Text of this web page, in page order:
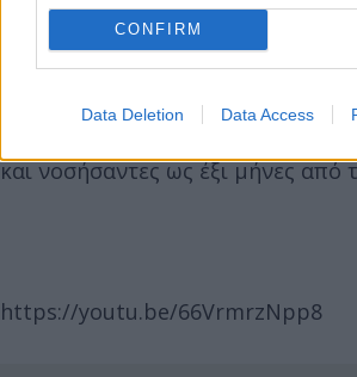
CONFIRM
Data Deletion Data Access
Σε ό,τι αφορά τα γήπεδα, όπως
και νοσήσαντες ως έξι μήνες από
https://youtu.be/66VrmrzNpp8